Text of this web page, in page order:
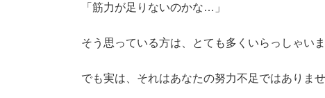
「筋力が足りないのかな…」
そう思っている方は、とても多くいらっしゃいま
でも実は、それはあなたの努力不足ではありませ